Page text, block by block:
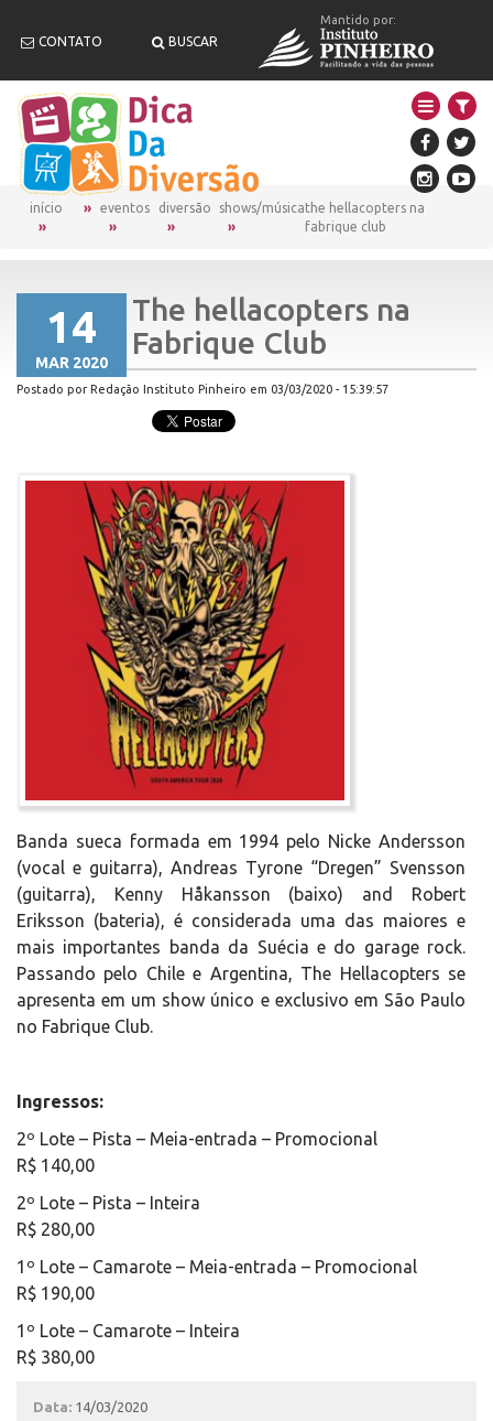
CONTATO BUSCAR
Mantido por:
início eventos diversão shows/músicathe hellacopters na
fabrique club
14
MAR 2020
The hellacopters na
Fabrique Club
Postado por Redação Instituto Pinheiro em 03/03/2020 - 15:39:57
Banda sueca formada em 1994 pelo Nicke Andersson
(vocal e guitarra), Andreas Tyrone “Dregen” Svensson
(guitarra), Kenny Håkansson (baixo) and Robert
Eriksson (bateria), é considerada uma das maiores e
mais importantes banda da Suécia e do garage rock.
Passando pelo Chile e Argentina, The Hellacopters se
apresenta em um show único e exclusivo em São Paulo
no Fabrique Club.
Ingressos:
2º Lote – Pista – Meia-entrada – Promocional
R$ 140,00
2º Lote – Pista – Inteira
R$ 280,00
1º Lote – Camarote – Meia-entrada – Promocional
R$ 190,00
1º Lote – Camarote – Inteira
R$ 380,00
Data: 14/03/2020